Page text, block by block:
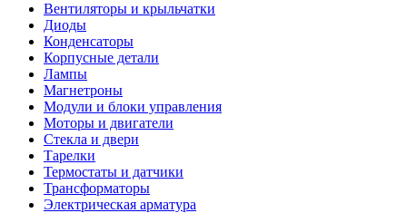
Вентиляторы и крыльчатки
Диоды
Конденсаторы
Корпусные детали
Лампы
Магнетроны
Модули и блоки управления
Моторы и двигатели
Стекла и двери
Тарелки
Термостаты и датчики
Трансформаторы
Электрическая арматура